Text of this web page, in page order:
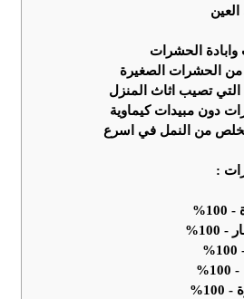
وابادة الحشرات
من الحشرات الصغيرة
تصيب اثاث المنزل
دون مبيدات كيماوية
من النمل في اسرع
: